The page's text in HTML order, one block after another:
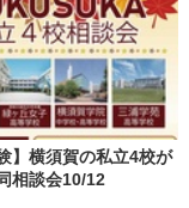
】横須賀の私立4校が
相談会10/12